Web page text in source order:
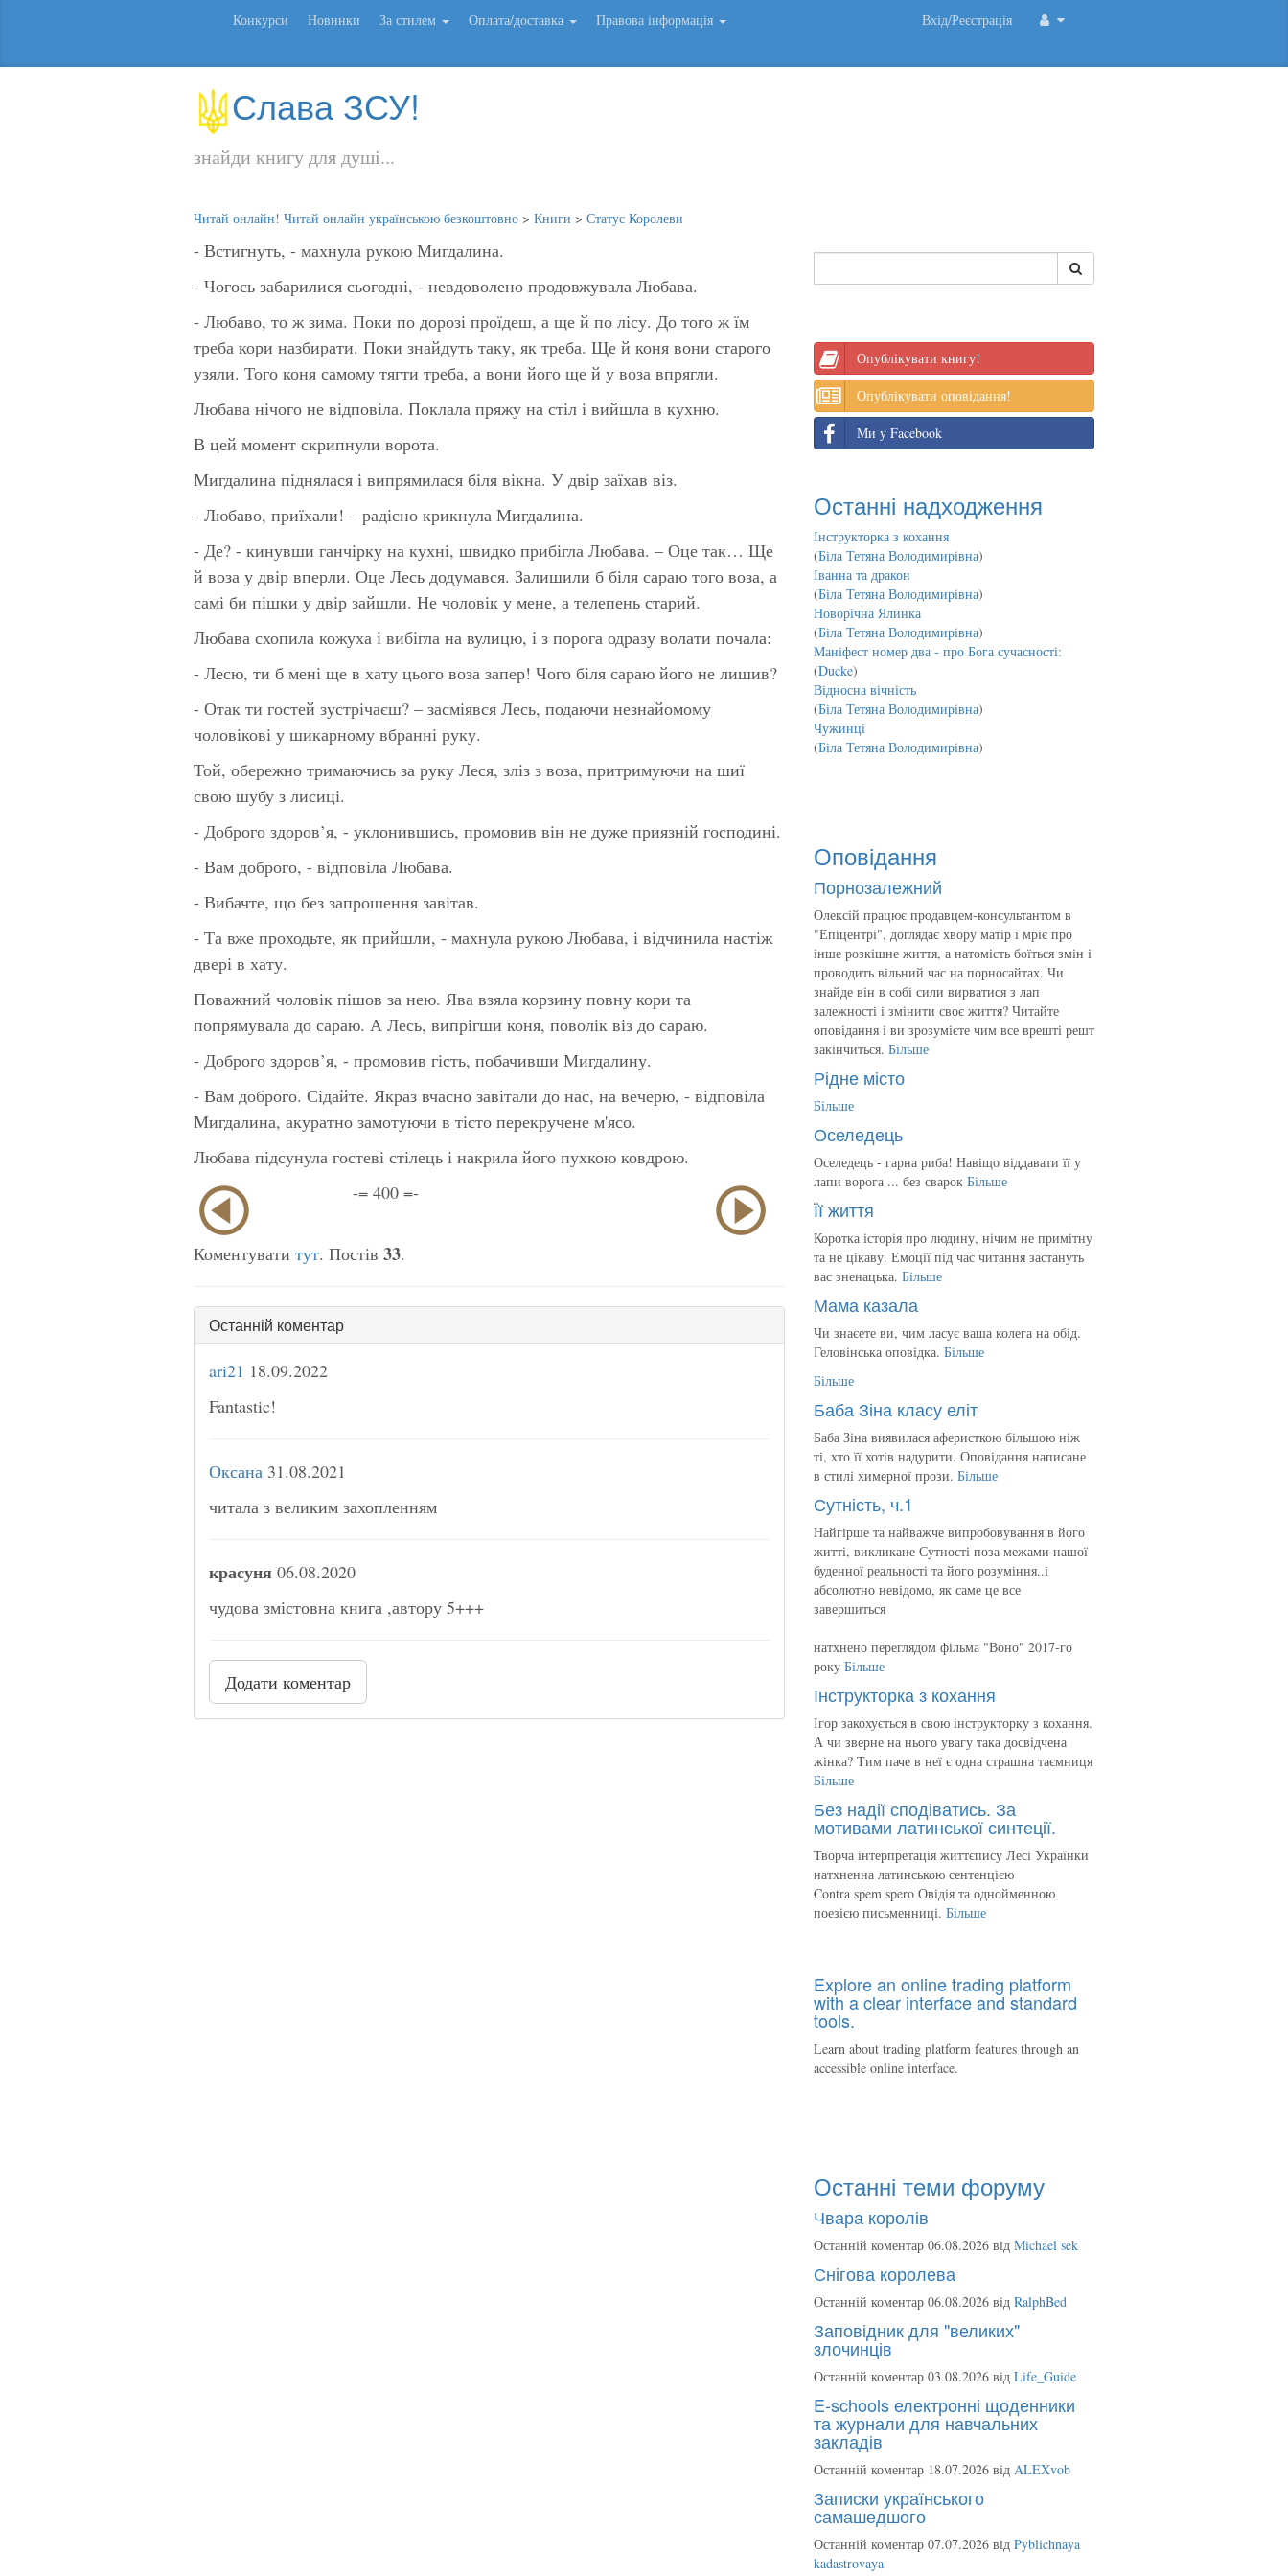
Конкурси Новинки За стилем Оплата/доставка Правова інформація Вхід/Реєстрація
Слава ЗСУ!
знайди книгу для душі...
Читай онлайн! Читай онлайн українською безкоштовно > Книги > Статус Королеви
- Встигнуть, - махнула рукою Мигдалина.
- Чогось забарилися сьогодні, - невдоволено продовжувала Любава.
- Любаво, то ж зима. Поки по дорозі проїдеш, а ще й по лісу. До того ж їм
треба кори назбирати. Поки знайдуть таку, як треба. Ще й коня вони старого
узяли. Того коня самому тягти треба, а вони його ще й у воза впрягли.
Любава нічого не відповіла. Поклала пряжу на стіл і вийшла в кухню.
В цей момент скрипнули ворота.
Мигдалина піднялася і випрямилася біля вікна. У двір заїхав віз.
- Любаво, приїхали! – радісно крикнула Мигдалина.
- Де? - кинувши ганчірку на кухні, швидко прибігла Любава. – Оце так… Ще
й воза у двір вперли. Оце Лесь додумався. Залишили б біля сараю того воза, а
самі би пішки у двір зайшли. Не чоловік у мене, а телепень старий.
Любава схопила кожуха і вибігла на вулицю, і з порога одразу волати почала:
- Лесю, ти б мені ще в хату цього воза запер! Чого біля сараю його не лишив?
- Отак ти гостей зустрічаєш? – засміявся Лесь, подаючи незнайомому
чоловікові у шикарному вбранні руку.
Той, обережно тримаючись за руку Леся, зліз з воза, притримуючи на шиї
свою шубу з лисиці.
- Доброго здоров’я, - уклонившись, промовив він не дуже приязній господині.
- Вам доброго, - відповіла Любава.
- Вибачте, що без запрошення завітав.
- Та вже проходьте, як прийшли, - махнула рукою Любава, і відчинила настіж
двері в хату.
Поважний чоловік пішов за нею. Ява взяла корзину повну кори та
попрямувала до сараю. А Лесь, випрігши коня, поволік віз до сараю.
- Доброго здоров’я, - промовив гість, побачивши Мигдалину.
- Вам доброго. Сідайте. Якраз вчасно завітали до нас, на вечерю, - відповіла
Мигдалина, акуратно замотуючи в тісто перекручене м'ясо.
Любава підсунула гостеві стілець і накрила його пухкою ковдрою.
-= 400 =-
Коментувати тут. Постів 33.
Останній коментар
ari21 18.09.2022
Fantastic!
Оксана 31.08.2021
читала з великим захопленням
красуня 06.08.2020
чудова змістовна книга ,автору 5+++
Додати коментар
Опублікувати книгу!
Опублікувати оповідання!
Ми у Facebook
Останні надходження
Інструкторка з кохання
(Біла Тетяна Володимирівна)
Іванна та дракон
(Біла Тетяна Володимирівна)
Новорічна Ялинка
(Біла Тетяна Володимирівна)
Маніфест номер два - про Бога сучасності:
(Ducke)
Відносна вічність
(Біла Тетяна Володимирівна)
Чужинці
(Біла Тетяна Володимирівна)
Оповідання
Порнозалежний
Олексій працює продавцем-консультантом в
"Епіцентрі", доглядає хвору матір і мріє про
інше розкішне життя, а натомість боїться змін і
проводить вільний час на порносайтах. Чи
знайде він в собі сили вирватися з лап
залежності і змінити своє життя? Читайте
оповідання і ви зрозумієте чим все врешті решт
закінчиться. Більше
Рідне місто
Більше
Оселедець
Оселедець - гарна риба! Навіщо віддавати її у
лапи ворога ... без сварок Більше
Її життя
Коротка історія про людину, нічим не примітну
та не цікаву. Емоції під час читання застануть
вас зненацька. Більше
Мама казала
Чи знаєете ви, чим ласує ваша колега на обід.
Геловінська оповідка. Більше
Більше
Баба Зіна класу еліт
Баба Зіна виявилася аферисткою більшою ніж
ті, хто її хотів надурити. Оповідання написане
в стилі химерної прози. Більше
Сутність, ч.1
Найгірше та найважче випробовування в його
житті, викликане Сутності поза межами нашої
буденної реальності та його розуміння..і
абсолютно невідомо, як саме це все
завершиться
натхнено переглядом фільма "Воно" 2017-го
року Більше
Інструкторка з кохання
Ігор закохується в свою інструкторку з кохання.
А чи зверне на нього увагу така досвідчена
жінка? Тим паче в неї є одна страшна таємниця
Більше
Без надії сподіватись. За
мотивами латинської синтеції.
Творча інтерпретація життєпису Лесі Українки
натхненна латинською сентенцією
Contra spem spero Овідія та однойменною
поезією письменниці. Більше
Explore an online trading platform
with a clear interface and standard
tools.
Learn about trading platform features through an
accessible online interface.
Останні теми форуму
Чвара королів
Останній коментар 06.08.2026 від Michael sek
Снігова королева
Останній коментар 06.08.2026 від RalphBed
Заповідник для "великих"
злочинців
Останній коментар 03.08.2026 від Life_Guide
E-schools електронні щоденники
та журнали для навчальних
закладів
Останній коментар 18.07.2026 від ALEXvob
Записки українського
самашедшого
Останній коментар 07.07.2026 від Pyblichnaya
kadastrovaya